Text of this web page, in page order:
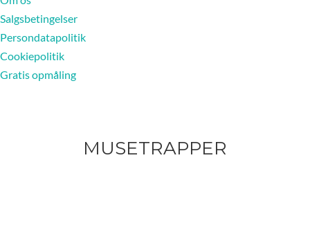
Salgsbetingelser
Persondatapolitik
Cookiepolitik
Gratis opmåling
MUSETRAPPER